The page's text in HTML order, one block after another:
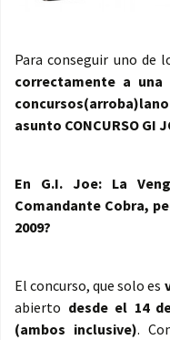
Para conseguir uno de
correctamente a una
asunto CONCURSO GI
En G.I. Joe: La
Comandante Cobra,
2009?
El concurso, que solo es
abierto desde el 14
(ambos inclusive).